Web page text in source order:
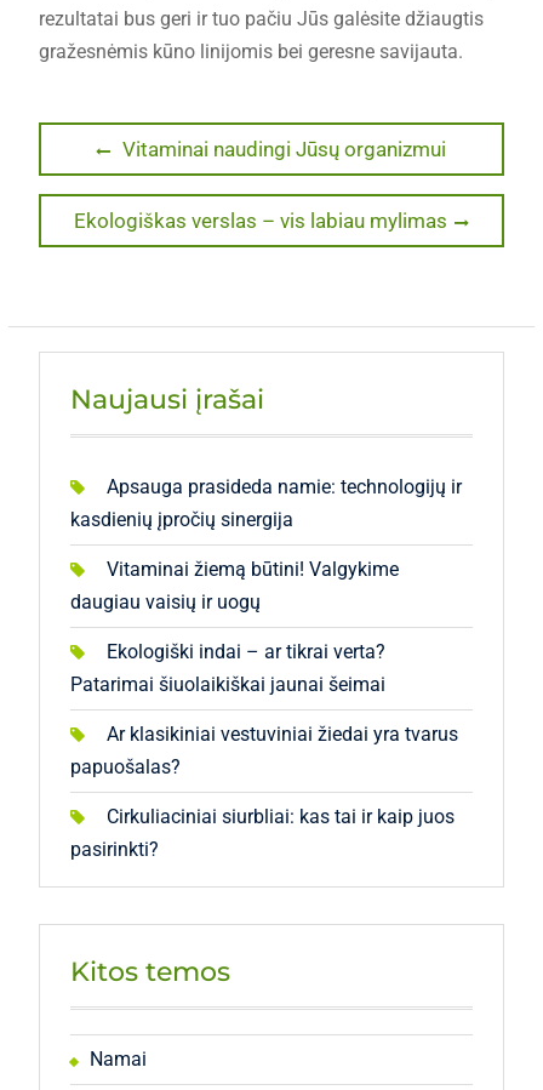
rezultatai bus geri ir tuo pačiu Jūs galėsite džiaugtis
gražesnėmis kūno linijomis bei geresne savijauta.
Navigacija
tarp
įrašų
Previous
post:
Vitaminai naudingi Jūsų organizmui
Next
post:
Ekologiškas verslas – vis labiau mylimas
Naujausi įrašai
Apsauga prasideda namie: technologijų ir
kasdienių įpročių sinergija
Vitaminai žiemą būtini! Valgykime
daugiau vaisių ir uogų
Ekologiški indai – ar tikrai verta?
Patarimai šiuolaikiškai jaunai šeimai
Ar klasikiniai vestuviniai žiedai yra tvarus
papuošalas?
Cirkuliaciniai siurbliai: kas tai ir kaip juos
pasirinkti?
Kitos temos
Namai